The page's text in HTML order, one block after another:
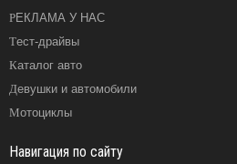
РЕКЛАМА У НАС
Тест-драйвы
Каталог авто
Девушки и автомобили
Мотоциклы
Навигация по сайту